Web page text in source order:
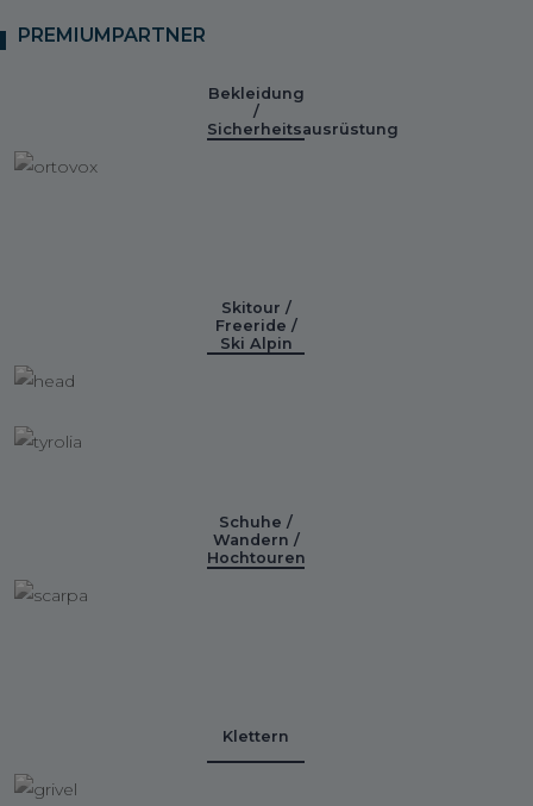
PREMIUMPARTNER
Bekleidung
/
Sicherheitsausrüstung
Skitour /
Freeride /
Ski Alpin
Schuhe /
Wandern /
Hochtouren
Klettern